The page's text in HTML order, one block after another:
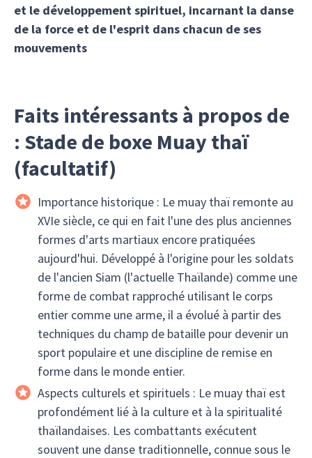
et le développement spirituel, incarnant la danse
de la force et de l'esprit dans chacun de ses
mouvements
Faits intéressants à propos de
: Stade de boxe Muay thaï
(facultatif)
Importance historique : Le muay thaï remonte au
XVIe siècle, ce qui en fait l'une des plus anciennes
formes d'arts martiaux encore pratiquées
aujourd'hui. Développé à l'origine pour les soldats
de l'ancien Siam (l'actuelle Thaïlande) comme une
forme de combat rapproché utilisant le corps
entier comme une arme, il a évolué à partir des
techniques du champ de bataille pour devenir un
sport populaire et une discipline de remise en
forme dans le monde entier.
Aspects culturels et spirituels : Le muay thaï est
profondément lié à la culture et à la spiritualité
thaïlandaises. Les combattants exécutent
souvent une danse traditionnelle, connue sous le